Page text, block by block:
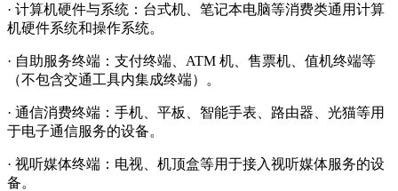
· 计算机硬件与系统：台式机、笔记本电脑等消费类通用计算
机硬件系统和操作系统。
· 自助服务终端：支付终端、ATM 机、售票机、值机终端等
（不包含交通工具内集成终端）。
· 通信消费终端：手机、平板、智能手表、路由器、光猫等用
于电子通信服务的设备。
· 视听媒体终端：电视、机顶盒等用于接入视听媒体服务的设
备。